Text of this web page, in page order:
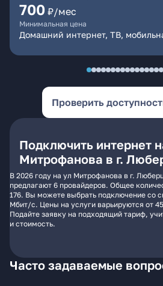
700 ₽/мес
Минимальная цена
Домашний интернет, ТВ,
Проверить
Подключить интернет
Митрофанова в г.
В 2026 году на ул Митрофанова в г.
предлагают 6 провайдеров. Общее
176. Вы можете выбрать подключение со
Мбит/с. Цены на услуги варьируются от
Подайте заявку на подходящий тариф,
и стоимость.
Часто задаваемые